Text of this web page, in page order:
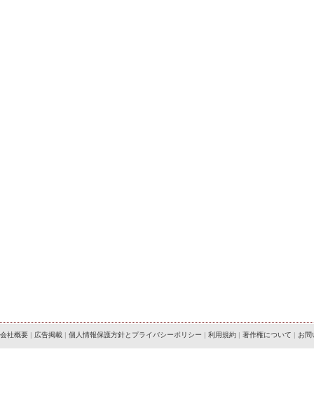
会社概要 | 広告掲載 | 個人情報保護方針とプライバシーポリシー | 利用規約 | 著作権について | お問